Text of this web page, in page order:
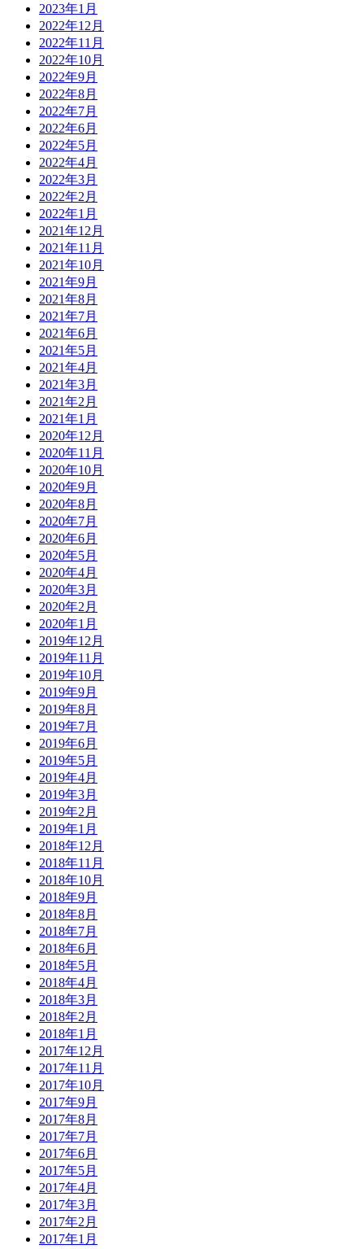
2023年1月
2022年12月
2022年11月
2022年10月
2022年9月
2022年8月
2022年7月
2022年6月
2022年5月
2022年4月
2022年3月
2022年2月
2022年1月
2021年12月
2021年11月
2021年10月
2021年9月
2021年8月
2021年7月
2021年6月
2021年5月
2021年4月
2021年3月
2021年2月
2021年1月
2020年12月
2020年11月
2020年10月
2020年9月
2020年8月
2020年7月
2020年6月
2020年5月
2020年4月
2020年3月
2020年2月
2020年1月
2019年12月
2019年11月
2019年10月
2019年9月
2019年8月
2019年7月
2019年6月
2019年5月
2019年4月
2019年3月
2019年2月
2019年1月
2018年12月
2018年11月
2018年10月
2018年9月
2018年8月
2018年7月
2018年6月
2018年5月
2018年4月
2018年3月
2018年2月
2018年1月
2017年12月
2017年11月
2017年10月
2017年9月
2017年8月
2017年7月
2017年6月
2017年5月
2017年4月
2017年3月
2017年2月
2017年1月